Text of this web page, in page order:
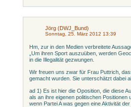
Jörg (DWJ_Bund)
Sonntag, 25. März 2012 13:39
Hm, zur in den Medien verbreitete
„Um ihren Sport auszuüben, werden
in die Illegalität gezwungen.
Wir freuen uns zwar für Frau Puttrich,
gemacht wurden. Sie unterschätzt dabei
ad 1) Es ist hier die Oposition, die diese
als an ihre eigenen politischen Positionen
wenn Partei A was gegen eine Aktivität